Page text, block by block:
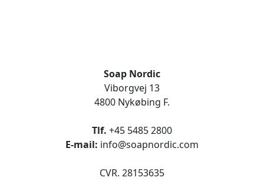
Soap Nordic
Viborgvej 13
4800 Nykøbing F.
Tlf. +45 5485 2800
E-mail: info@soapnordic.com
CVR. 28153635